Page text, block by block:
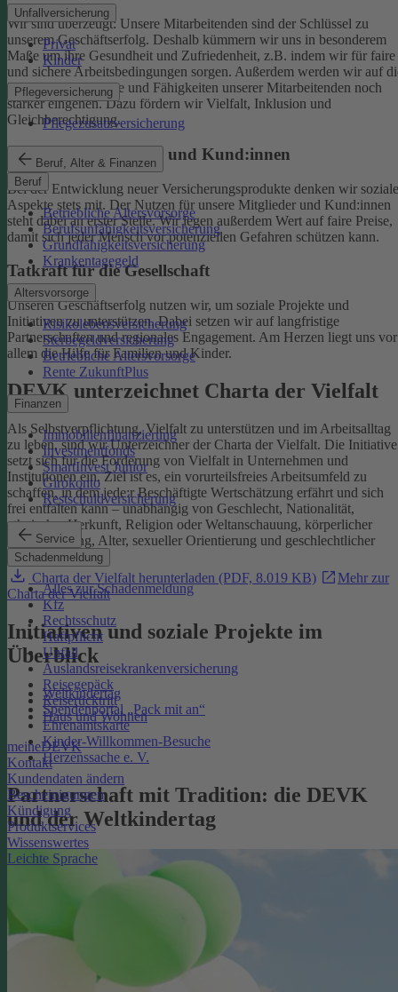
Unfallversicherung
Privat
Kinder
Pflegeversicherung
Pflegezusatzversicherung
Beruf, Alter & Finanzen
Beruf
Betriebliche Altersvorsorge
Berufsunfähigkeitsversicherung
Grundfähigkeitsversicherung
Krankentagegeld
Altersvorsorge
Risikolebensversicherung
Sterbegeldversicherung
Betriebliche Altersvorsorge
Rente ZukunftPlus
Finanzen
Immobilienfinanzierung
Investmentfonds
SmartInvest Junior
Girokonto
Restschuldversicherung
Service
Schadenmeldung
Alles zur Schadenmeldung
Kfz
Rechtsschutz
Haftpflicht
Unfall
Auslandsreisekrankenversicherung
Reisegepäck
Reiserücktritt
Haus und Wohnen
meineDEVK
Kontakt
Kundendaten ändern
Bescheinigungen
Kündigung
Produktservices
Wissenswertes
Leichte Sprache
Wir sind überzeugt: Unsere Mitarbeitenden sind der Schlüssel zu
unserem Geschäftserfolg. Deshalb kümmern wir uns in besonderem
Maße um ihre Gesundheit und Zufriedenheit, z.B. indem wir für faire
und sichere Arbeitsbedingungen sorgen. Außerdem werden wir auf
individuellen Talente und Fähigkeiten unserer Mitarbeitenden noch
stärker eingehen. Dazu fördern wir Vielfalt, Inklusion und
Gleichberechtigung.
Begeisterte Mitglieder und Kund:innen
Bei der Entwicklung neuer Versicherungsprodukte denken wir soziale
Aspekte stets mit. Der Nutzen für unsere Mitglieder und Kund:innen
steht dabei an erster Stelle.Wir legen außerdem Wert auf faire Preise,
damit sich jeder Mensch vor potenziellen Gefahren schützen kann.
Tatkraft für die Gesellschaft
Unseren Geschäftserfolg nutzen wir, um soziale Projekte und
Initiativen zu unterstützen. Dabei setzen wir auf langfristige
Partnerschaften und regionales Engagement. Am Herzen liegt uns vor
allem die Hilfe für Familien und Kinder.
DEVK unterzeichnet Charta der Vielfalt
Als Selbstverpflichtung, Vielfalt zu unterstützen und im Arbeitsalltag
zu leben, sind wir Unterzeichner der Charta der Vielfalt. Die Initiative
setzt sich für die Förderung von Vielfalt in Unternehmen und
Institutionen ein.Ziel ist es, ein vorurteilsfreies Arbeitsumfeld zu
schaffen, in dem jede:r Beschäftigte Wertschätzung erfährt und sich
frei entfalten kann – unabhängig von Geschlecht, Nationalität,
ethnischer Herkunft, Religion oder Weltanschauung, körperlicher
Einschränkung, Alter, sexueller Orientierung und geschlechtlicher
Identität.
Charta der Vielfalt herunterladen (PDF, 8.019 KB)
Mehr zur
Charta der Vielfalt
Initiativen und soziale Projekte im
Überblick
Weltkindertag
Spendenportal „Pack mit an“
Ehrenamtskarte
Kinder-Willkommen-Besuche
Herzenssache e. V.
Partnerschaft mit Tradition: die DEVK
und der Weltkindertag